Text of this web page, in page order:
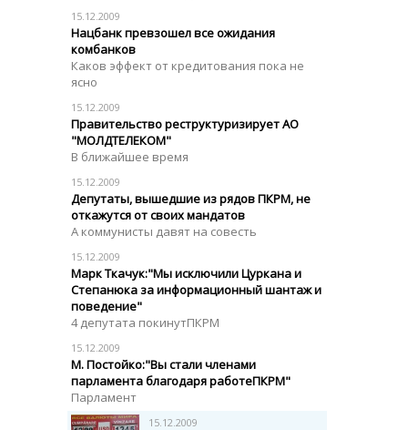
15.12.2009
Нацбанк превзошел все ожидания
комбанков
Каков эффект от кредитования пока не
ясно
15.12.2009
Правительство реструктуризирует АО
"МОЛДТЕЛЕКОМ"
В ближайшее время
15.12.2009
Депутаты, вышедшие из рядов ПКРМ, не
откажутся от своих мандатов
А коммунисты давят на совесть
15.12.2009
Марк Ткачук:"Мы исключили Цуркана и
Степанюка за информационный шантаж и
поведение"
4 депутата покинутПКРМ
15.12.2009
М. Постойко:"Вы стали членами
парламента благодаря работеПКРМ"
Парламент
15.12.2009